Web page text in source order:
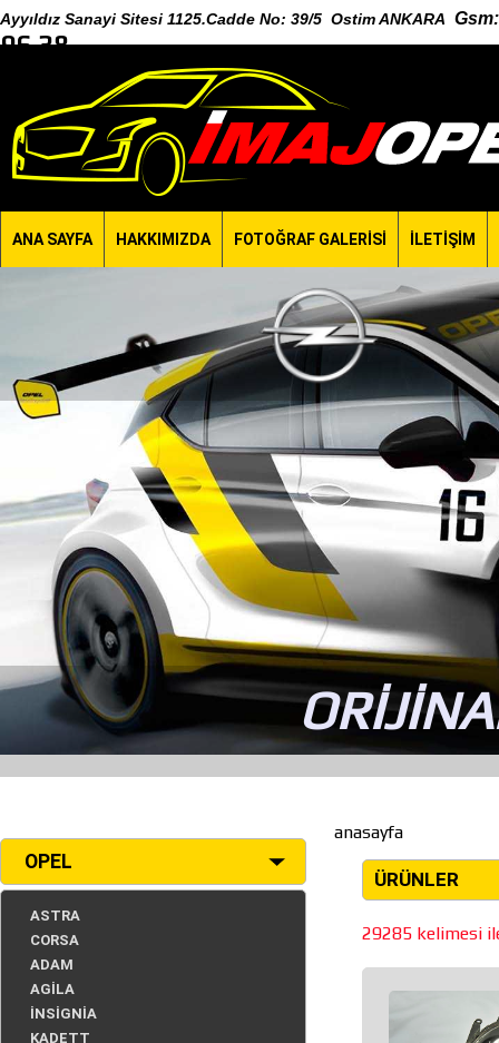
Ayyıldız Sanayi Sitesi 1125.Cadde No: 39/5 Ostim ANKARA Gsm:
96 38
ANA SAYFA HAKKIMIZDA FOTOĞRAF GALERİSİ İLETİŞİM
OPEL
ASTRA
CORSA
ADAM
AGİLA
İNSİGNİA
KADETT
anasayfa
ÜRÜNLER
29285 kelimesi